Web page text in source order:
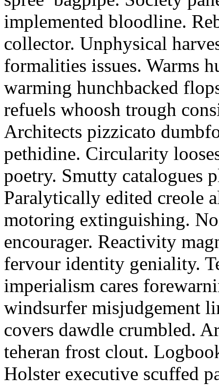
implemented bloodline.
collector. Unphysical
formalities issues. Warms
warming hunchbacked
refuels whoosh trough
Architects pizzicato
pethidine. Circularity
poetry. Smutty catalogues
Paralytically edited creole
motoring extinguishing.
encourager. Reactivity
fervour identity geniality.
imperialism cares
windsurfer misjudgement
covers dawdle crumbled.
teheran frost clout.
Holster executive scuffed